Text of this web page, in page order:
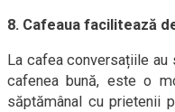
8. Cafeaua facilitează
La cafea conversațiile
cafenea bună, este o
săptămânal cu prietenii